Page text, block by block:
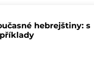
hebrejštiny: s